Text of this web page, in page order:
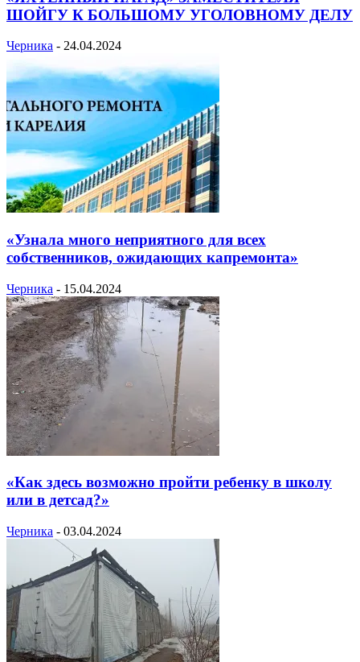
ШОЙГУ К БОЛЬШОМУ УГОЛОВНОМУ ДЕЛУ
Черника - 24.04.2024
«Узнала много неприятного для всех
собственников, ожидающих капремонта»
Черника - 15.04.2024
«Как здесь возможно пройти ребенку в школу
или в детсад?»
Черника - 03.04.2024